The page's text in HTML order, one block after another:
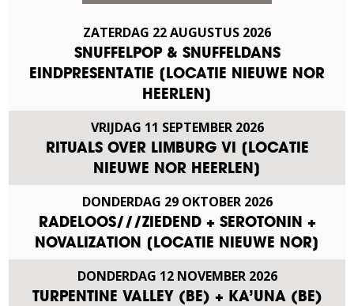
ZATERDAG 22AUGUSTUS 2026
SNUFFELPOP & SNUFFELDANS
EINDPRESENTATIE [LOCATIE NIEUWE NOR
HEERLEN]
VRIJDAG 11 SEPTEMBER 2026
RITUALS OVER LIMBURG VI [LOCATIE
NIEUWE NOR HEERLEN]
DONDERDAG 29 OKTOBER 2026
RADELOOS///ZIEDEND + SEROTONIN +
NOVALIZATION [LOCATIE NIEUWE NOR]
DONDERDAG 12 NOVEMBER 2026
TURPENTINE VALLEY (BE) + KA’UNA (BE)